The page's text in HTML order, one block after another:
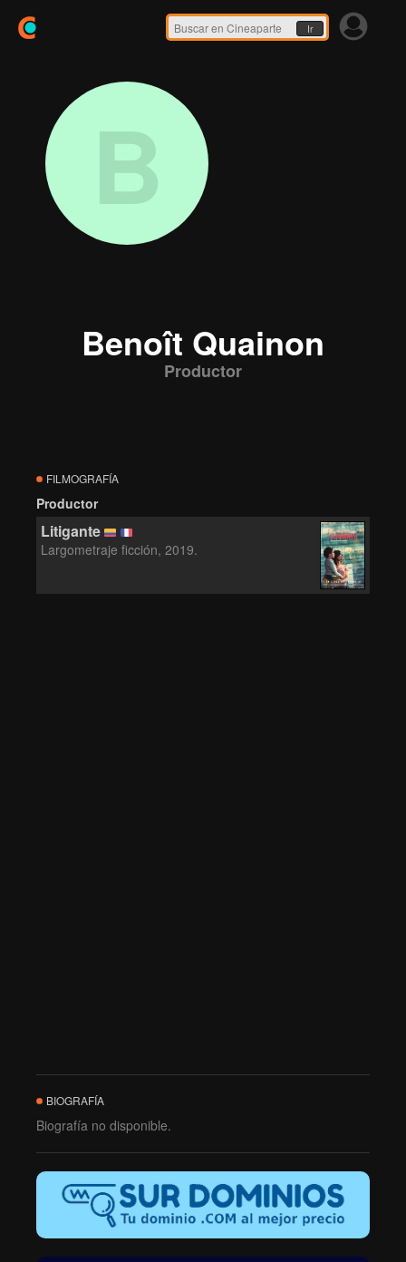
Ir
B
Benoît Quainon
Productor
FILMOGRAFÍA
Productor
Litigante
Largometraje ficción, 2019.
BIOGRAFÍA
Biografía no disponible.